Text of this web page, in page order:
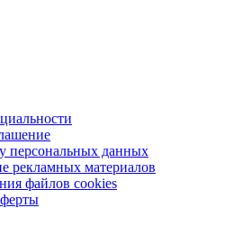
персональных данных
рекламных материалов
файлов cookies